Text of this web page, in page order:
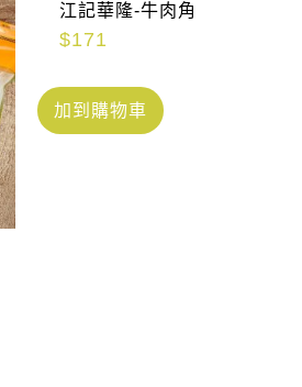
江記華隆-牛肉角
$171
加到購物車